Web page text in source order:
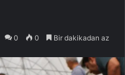
0 0 Bir dakikadan az